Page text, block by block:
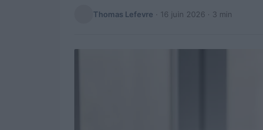
Thomas Lefevre · 16 juin 2026 · 3 min